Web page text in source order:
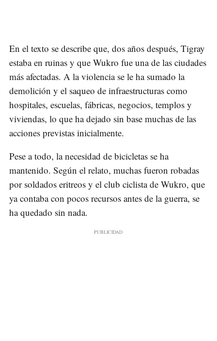
En el texto se describe que, dos años después, Tigray
estaba en ruinas y que Wukro fue una de las ciudades
más afectadas. A la violencia se le ha sumado la
demolición y el saqueo de infraestructuras como
hospitales, escuelas, fábricas, negocios, templos y
viviendas, lo que ha dejado sin base muchas de las
acciones previstas inicialmente.
Pese a todo, la necesidad de bicicletas se ha
mantenido. Según el relato, muchas fueron robadas
por soldados eritreos y el club ciclista de Wukro, que
ya contaba con pocos recursos antes de la guerra, se
ha quedado sin nada.